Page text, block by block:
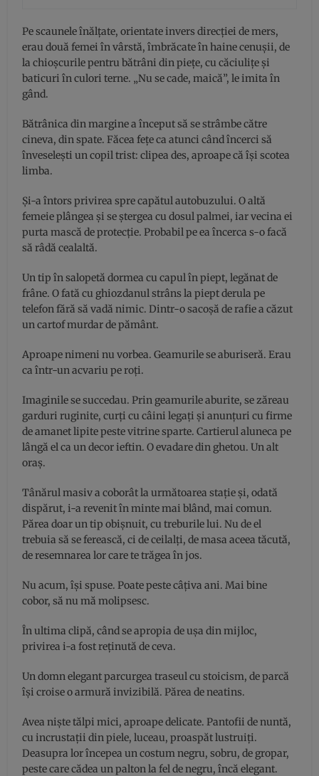
Pe scaunele înălțate, orientate invers direcției de mers,
erau două femei în vârstă, îmbrăcate în haine cenușii, de
la chioșcurile pentru bătrâni din piețe, cu căciulițe și
baticuri în culori terne. „Nu se cade, maică”, le imita în
gând.
Bătrânica din margine a început să se strâmbe către
cineva, din spate. Făcea fețe ca atunci când încerci să
înveselești un copil trist: clipea des, aproape că își scotea
limba.
Și-a întors privirea spre capătul autobuzului. O altă
femeie plângea și se ștergea cu dosul palmei, iar vecina ei
purta mască de protecție. Probabil pe ea încerca s-o facă
să râdă cealaltă.
Un tip în salopetă dormea cu capul în piept, legănat de
frâne. O fată cu ghiozdanul strâns la piept derula pe
telefon fără să vadă nimic. Dintr-o sacoșă de rafie a căzut
un cartof murdar de pământ.
Aproape nimeni nu vorbea. Geamurile se aburiseră. Erau
ca într-un acvariu pe roți.
Imaginile se succedau. Prin geamurile aburite, se zăreau
garduri ruginite, curți cu câini legați și anunțuri cu firme
de amanet lipite peste vitrine sparte. Cartierul aluneca pe
lângă el ca un decor ieftin. O evadare din ghetou. Un alt
oraș.
Tânărul masiv a coborât la următoarea stație și, odată
dispărut, i-a revenit în minte mai blând, mai comun.
Părea doar un tip obișnuit, cu treburile lui. Nu de el
trebuia să se ferească, ci de ceilalți, de masa aceea tăcută,
de resemnarea lor care te trăgea în jos.
Nu acum, își spuse. Poate peste câțiva ani. Mai bine
cobor, să nu mă molipsesc.
În ultima clipă, când se apropia de ușa din mijloc,
privirea i-a fost reținută de ceva.
Un domn elegant parcurgea traseul cu stoicism, de parcă
își croise o armură invizibilă. Părea de neatins.
Avea niște tălpi mici, aproape delicate. Pantofii de nuntă,
cu incrustații din piele, luceau, proaspăt lustruiți.
Deasupra lor începea un costum negru, sobru, de gropar,
peste care cădea un palton la fel de negru, încă elegant.